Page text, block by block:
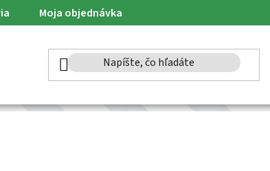
Moja objednávka